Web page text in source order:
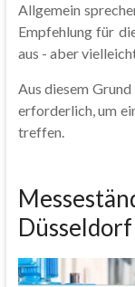
Allgemein
Empfehlung für
aus - aber
Aus diesem
erforderlich, um
treffen.
Düsseldorf